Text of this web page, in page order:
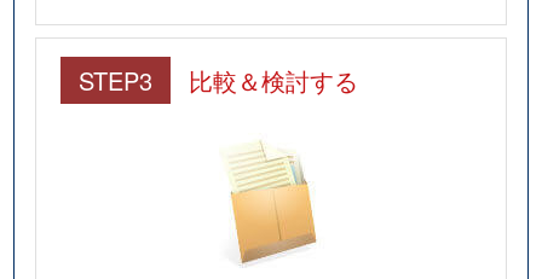
STEP3 比較＆検討する